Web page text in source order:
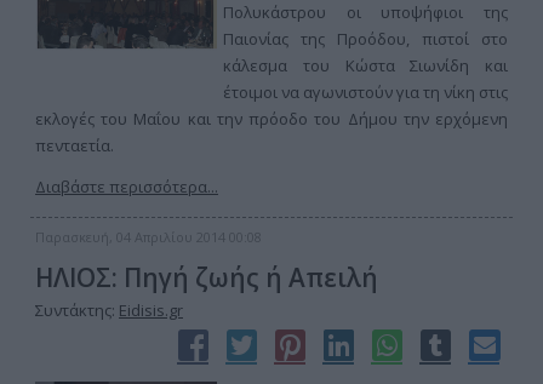
Πολυκάστρου οι υποψήφιοι της
Παιονίας της Προόδου, πιστοί στο
κάλεσμα του Κώστα Σιωνίδη και
έτοιμοι να αγωνιστούν για τη νίκη στις
εκλογές του Μαΐου και την πρόοδο του Δήμου την ερχόμενη
πενταετία.
Διαβάστε περισσότερα...
Παρασκευή, 04 Απριλίου 2014 00:08
ΗΛΙΟΣ: Πηγή ζωής ή Απειλή
Συντάκτης: Eidisis.gr